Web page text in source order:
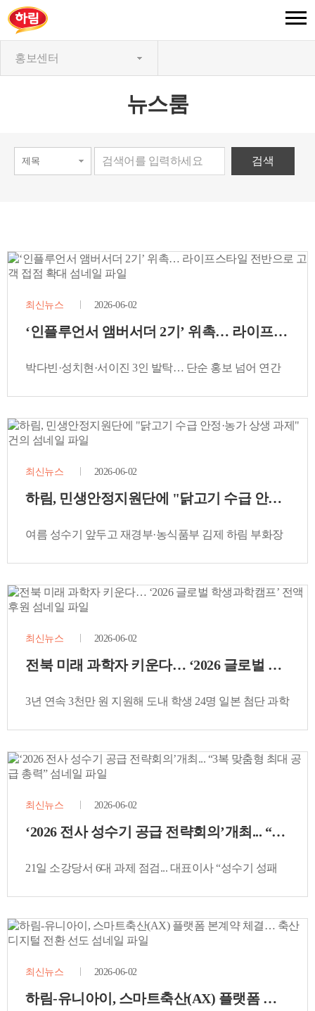
홍보센터
뉴스룸
최신뉴스 2026-06-02
‘인플루언서 앰버서더 2기’ 위촉… 라이프스타
박다빈·성치현·서이진 3인 발탁… 단순 홍보 넘어 연간
최신뉴스 2026-06-02
하림, 민생안정지원단에 "닭고기 수급 안정·농
여름 성수기 앞두고 재경부·농식품부 김제 하림 부화장
최신뉴스 2026-06-02
전북 미래 과학자 키운다… ‘2026 글로벌 학생과
3년 연속 3천만 원 지원해 도내 학생 24명 일본 첨단 과학
최신뉴스 2026-06-02
‘2026 전사 성수기 공급 전략회의’개최... “3복
21일 소강당서 6대 과제 점검... 대표이사 “성수기 성패
최신뉴스 2026-06-02
하림-유니아이, 스마트축산(AX) 플랫폼 본계약